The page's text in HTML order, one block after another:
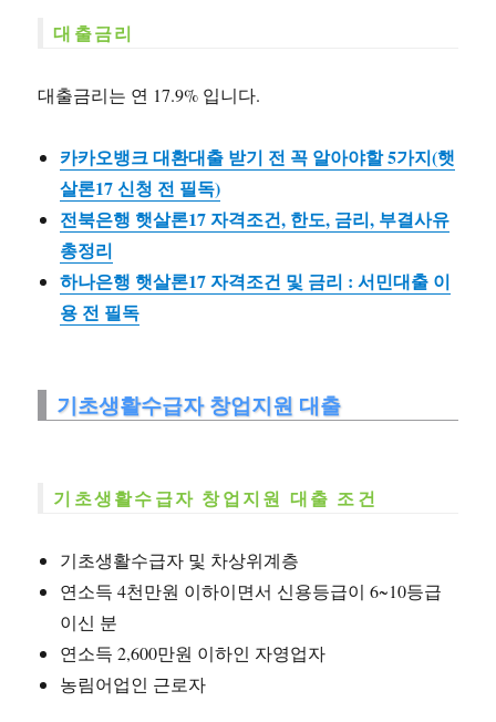
대출금리
대출금리는 연 17.9% 입니다.
카카오뱅크 대환대출 받기 전 꼭 알아야할 5가지(햇
살론17 신청 전 필독)
전북은행 햇살론17 자격조건, 한도, 금리, 부결사유
총정리
하나은행 햇살론17 자격조건 및 금리 : 서민대출 이
용 전 필독
기초생활수급자 창업지원 대출
기초생활수급자 창업지원 대출 조건
기초생활수급자 및 차상위계층
연소득 4천만원 이하이면서 신용등급이 6~10등급
이신 분
연소득 2,600만원 이하인 자영업자
농림어업인 근로자